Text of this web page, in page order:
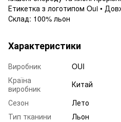
Етикетка з логотипом Oui •
Склад: 100% льон
Характеристики
Виробник
OUI
Країна
виробник
Китай
Сезон
Лето
Тип тканини
Льон